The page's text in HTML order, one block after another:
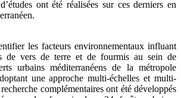
ont été réalisées sur ces derniers en
les facteurs environnementaux influant
de vers de terre et de fourmis au sein de
urbains méditerranéens de la métropole
une approche multi-échelles et multi-
complémentaires ont été développés